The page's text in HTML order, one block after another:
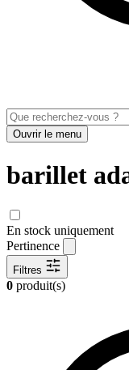
Ouvrir le menu
barillet
En stock uniquement
Pertinence
Filtres
0 produit(s)